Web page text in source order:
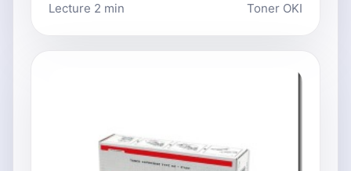
Lecture 2 min Toner OKI